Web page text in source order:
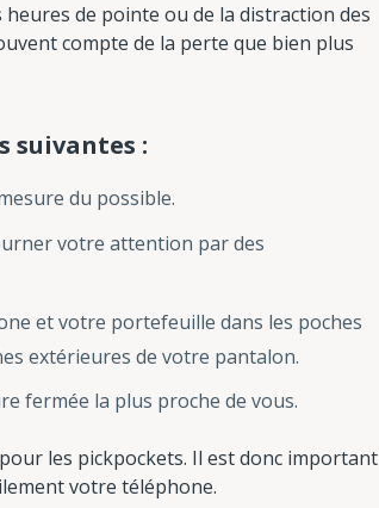
de pointe ou de la distraction des
compte de la perte que bien plus
suivantes :
du possible.
votre attention par des
et votre portefeuille dans les poches
extérieures de votre pantalon.
fermée la plus proche de vous.
les pickpockets. Il est donc important
votre téléphone.